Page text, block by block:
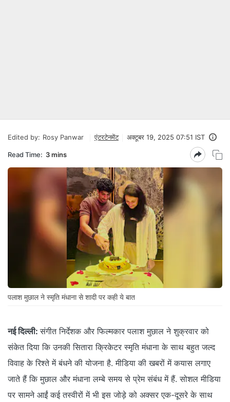
Edited by: Rosy Panwar एंटरटेनमेंट अक्टूबर 19, 2025 07:51 IST
Read Time: 3 mins
पलाश मुछाल ने स्मृति मंधाना से शादी पर कही ये बात
नई दिल्ली: संगीत निर्देशक और फिल्मकार पलाश मुछाल ने शुक्रवार को
संकेत दिया कि उनकी सितारा क्रिकेटर स्मृति मंधाना के साथ बहुत जल्द
विवाह के रिश्ते में बंधने की योजना है. मीडिया की खबरों में कयास लगाए
जाते हैं कि मुछाल और मंधाना लम्बे समय से प्रेम संबंध में हैं. सोशल मीडिया
पर सामने आईं कई तस्वीरों में भी इस जोड़े को अक्सर एक-दूसरे के साथ